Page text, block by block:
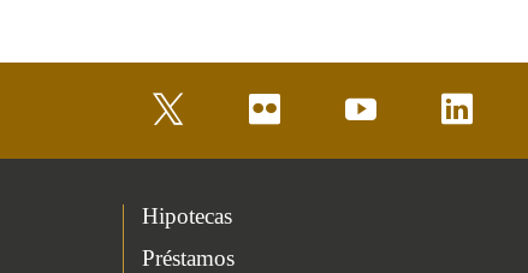
youtube
Hipotecas
Préstamos